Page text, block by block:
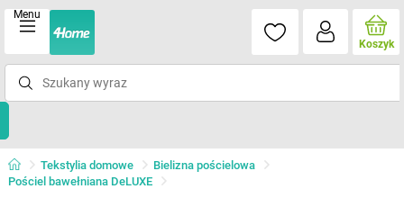
Menu
Koszyk
Tekstylia domowe
Bielizna pościelowa
Pościel bawełniana DeLUXE